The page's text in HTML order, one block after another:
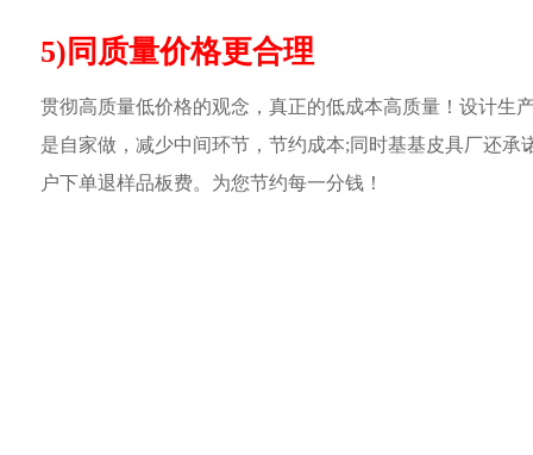
5)同质量价格更合理
贯彻高质量低价格的观念，真正的低成本高质量！设计生
是自家做，减少中间环节，节约成本;同时基基皮具厂还承
户下单退样品板费。为您节约每一分钱！